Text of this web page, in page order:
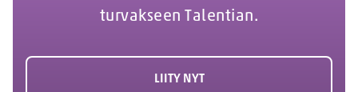
turvakseen Talentian.
LIITY NYT